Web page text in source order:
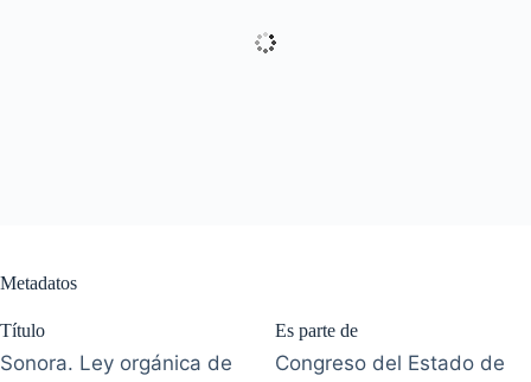
Metadatos
Título
Sonora. Ley orgánica de
Es parte de
Congreso del Estado de